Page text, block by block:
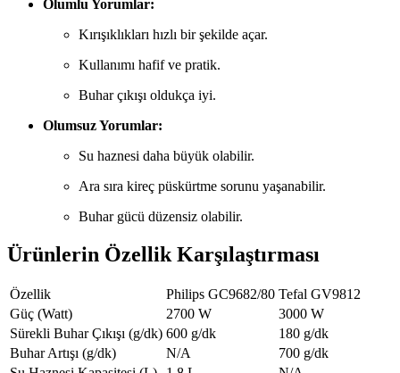
Olumlu Yorumlar:
Kırışıklıkları hızlı bir şekilde açar.
Kullanımı hafif ve pratik.
Buhar çıkışı oldukça iyi.
Olumsuz Yorumlar:
Su haznesi daha büyük olabilir.
Ara sıra kireç püskürtme sorunu yaşanabilir.
Buhar gücü düzensiz olabilir.
Ürünlerin Özellik Karşılaştırması
Özellik Philips GC9682/80 Tefal GV9812
Güç (Watt)
2700 W
3000 W
Sürekli Buhar Çıkışı (g/dk) 600 g/dk
180 g/dk
Buhar Artışı (g/dk)
N/A
700 g/dk